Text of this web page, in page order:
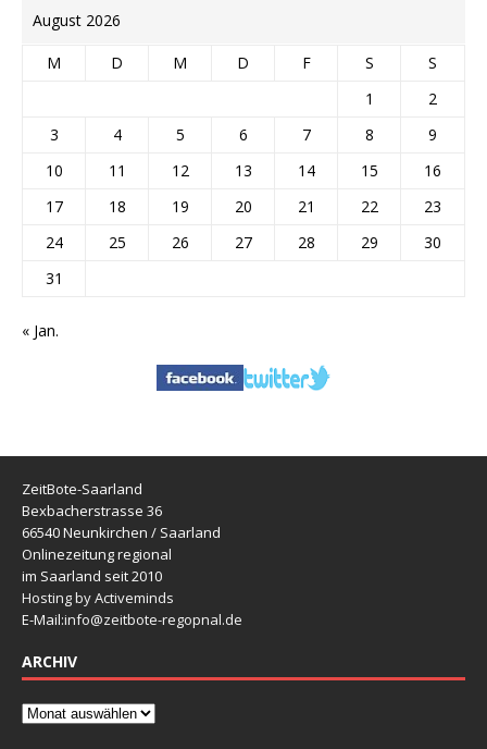
August 2026
M D M D F S
S
1
2
3
4 5 6 7 8
9
10
11 12 13 14 15
16
17
18 19 20 21 22
23
24
25 26 27 28 29
30
31
« Jan.
ZeitBote-Saarland
Bexbacherstrasse 36
66540 Neunkirchen / Saarland
Onlinezeitung regional
im Saarland seit 2010
Hosting by Activeminds
E-Mail:info@zeitbote-regopnal.de
ARCHIV